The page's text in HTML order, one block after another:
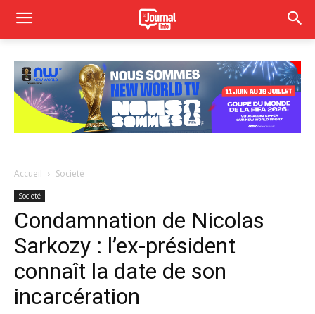
Accueil Societé
Societé
Condamnation de Nicolas
Sarkozy : l’ex-président
connaît la date de son
incarcération